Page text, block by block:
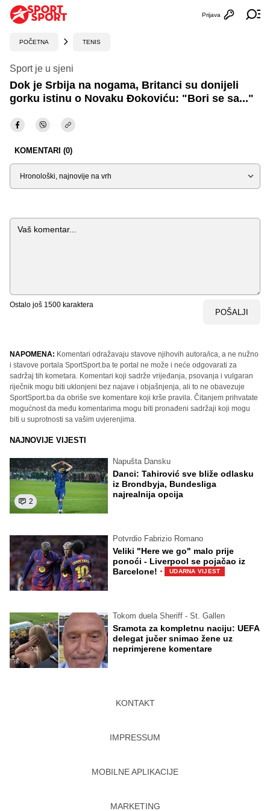
Otvori
Prijava
POČETNA TENIS
Sport je u sjeni
Dok je Srbija na nogama, Britanci su donijeli
gorku istinu o Novaku Đokoviću: "Bori se sa..."
KOMENTARI (0)
Sortiraj
Komentar
Ostalo još 1500 karaktera
POŠALJI
NAPOMENA: Komentari odražavaju stavove njihovih autora/ica, a ne nužno
i stavove portala SportSport.ba te portal ne može i neće odgovarati za
sadržaj tih kometara. Komentari koji sadrže vrijeđanja, psovanja i vulgaran
riječnik mogu biti uklonjeni bez najave i objašnjenja, ali to ne obavezuje
SportSport.ba da obriše sve komentare koji krše pravila. Čitanjem prihvatate
mogućnost da među komentarima mogu biti pronađeni sadržaji koji mogu
biti u suprotnosti sa vašim uvjerenjima.
NAJNOVIJE VIJESTI
2
Napušta Dansku
Danci: Tahirović sve bliže odlasku
iz Brondbyja, Bundesliga
najrealnija opcija
Potvrdio Fabrizio Romano
Veliki "Here we go" malo prije
ponoći - Liverpool se pojačao iz
Barcelone! · UDARNA VIJEST
Tokom duela Sheriff - St. Gallen
Sramota za kompletnu naciju: UEFA
delegat jučer snimao žene uz
neprimjerene komentare
KONTAKT
IMPRESSUM
MOBILNE APLIKACIJE
MARKETING